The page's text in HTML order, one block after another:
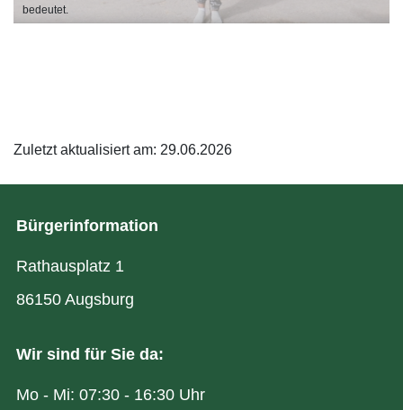
bedeutet.
Zuletzt aktualisiert am: 29.06.2026
Bürgerinformation
Rathausplatz 1
86150 Augsburg
Wir sind für Sie da:
Mo - Mi: 07:30 - 16:30 Uhr